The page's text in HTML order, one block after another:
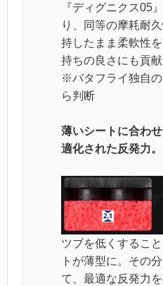
『ディグニクス05
り、同等の摩耗耐
持したまま柔軟性
持ちの良さにも貢献
※バタフライ独自
ら判断
薄いシートに合わ
適化された反発力。
ツブを低くするこ
トが薄型に。その
て、最適な反発力